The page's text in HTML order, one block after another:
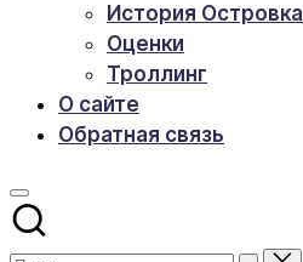
История Островка
Оценки
Троллинг
О сайте
Обратная связь